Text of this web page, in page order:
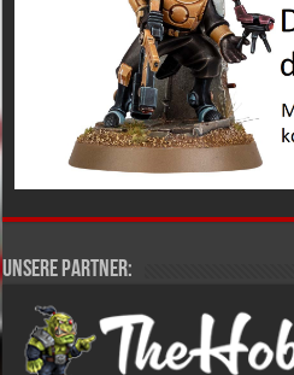
Unsere Partner: